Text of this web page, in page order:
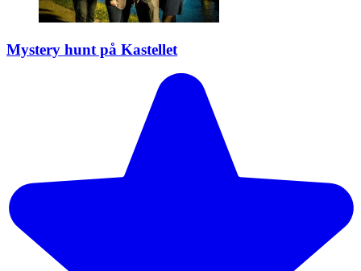
Mystery hunt på Kastellet